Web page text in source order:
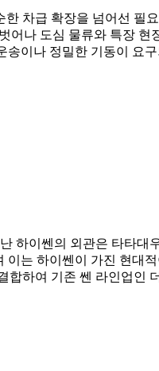
차급 확장을 넘어선 필
어나 도심 물류와 특장
송이나 정밀한 기동이 요
하이쎈의 외관은 타타
이는 하이쎈이 가진 현대
합하여 기존 쎈 라인업인